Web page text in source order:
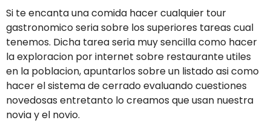
Si te encanta una comida hacer cualquier tour
gastronomico seri­a sobre los superiores tareas cual
tenemos. Dicha tarea seri­a muy sencilla como hacer
la exploracion por internet sobre restaurante utiles
en la poblacion, apuntarlos sobre un listado asi­ como
hacer el sistema de cerrado evaluando cuestiones
novedosas entretanto lo creamos que usan nuestra
novia y el novio.